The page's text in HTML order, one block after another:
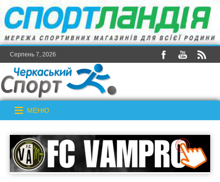
Серпень 7, 2026
МЕНЮ